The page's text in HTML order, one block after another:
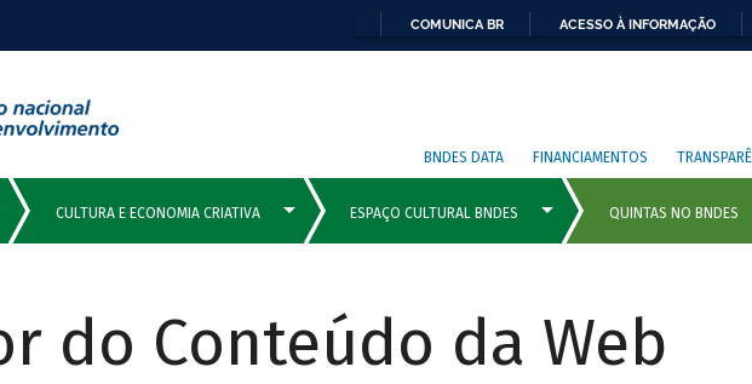
COMUNICA BR ACESSO À INFORMAÇÃO
BNDES DATA FINANCIAMENTOS
do Conteúdo da Web